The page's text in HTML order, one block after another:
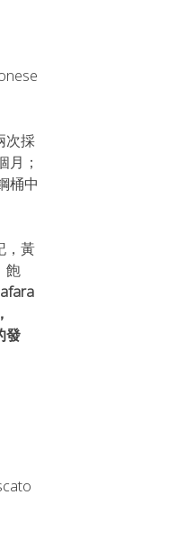
次採
月；
桶中
，黃
飽
發